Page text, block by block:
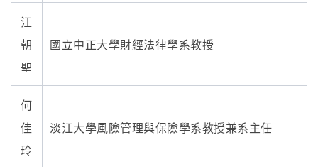
江
朝
聖
國立中正大學財經法律學系教授
何
佳
玲
淡江大學風險管理與保險學系教授兼 系主任